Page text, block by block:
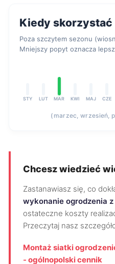
Kiedy skorzystać
Poza szczytem sezonu
Mniejszy popyt oznacza
STY LUT MAR KWI MAJ CZE
(marzec, wrzesień,
Chcesz wiedzieć
Zastanawiasz się, co
wykonanie ogrodzenia
ostateczne koszty
Przeczytaj nasz
Montaż siatki
- ogólnopolski cennik